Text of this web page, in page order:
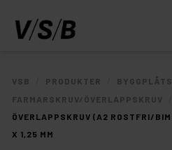
VSB PRODUKTER
FARMARSKRUV/ÖVERLAPPSKRUV
ÖVERLAPPSKRUV (A2 ROSTFRI/
X 1,25 MM